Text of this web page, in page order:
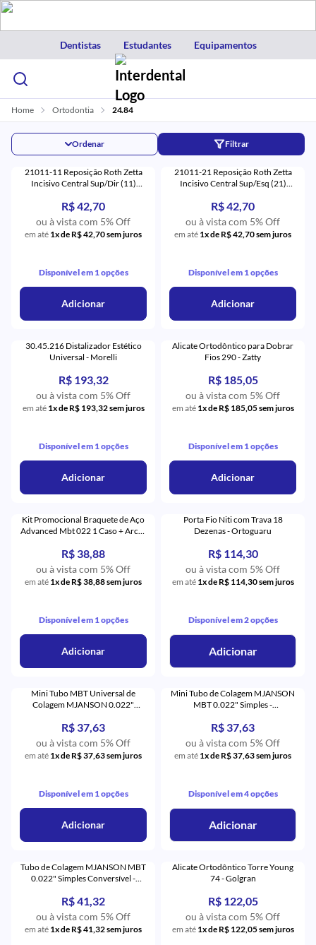
Dentistas Estudantes Equipamentos
Home Ortodontia 24.84
Filtrar
Ordenar
21011-11 Reposição Roth Zetta
Incisivo Central Sup/Dir (11)
R$ 42,70
ou à vista com 5% Off
em até 1x de R$ 42,70 sem juros
Disponível em 1 opções
Adicionar
21011-21 Reposição Roth Zetta
Incisivo Central Sup/Esq (21)
R$ 42,70
ou à vista com 5% Off
em até 1x de R$ 42,70 sem juros
Disponível em 1 opções
Adicionar
30.45.216 Distalizador Estético
Universal - Morelli
R$ 193,32
ou à vista com 5% Off
em até 1x de R$ 193,32 sem juros
Disponível em 1 opções
Adicionar
Alicate Ortodôntico para Dobrar
Fios 290 - Zatty
R$ 185,05
ou à vista com 5% Off
em até 1x de R$ 185,05 sem juros
Disponível em 1 opções
Adicionar
Kit Promocional Braquete de Aço
Advanced Mbt 022 1 Caso + Arcos
R$ 38,88
ou à vista com 5% Off
em até 1x de R$ 38,88 sem juros
Disponível em 1 opções
Adicionar
Porta Fio Niti com Trava 18
Dezenas - Ortoguaru
R$ 114,30
ou à vista com 5% Off
em até 1x de R$ 114,30 sem juros
Disponível em 2 opções
Adicionar
Mini Tubo MBT Universal de
Colagem MJANSON 0.022"
Orthometric
R$ 37,63
ou à vista com 5% Off
em até 1x de R$ 37,63 sem juros
Disponível em 1 opções
Adicionar
Mini Tubo de Colagem MJANSON
MBT 0.022" Simples -
R$ 37,63
ou à vista com 5% Off
em até 1x de R$ 37,63 sem juros
Disponível em 4 opções
Adicionar
Tubo de Colagem MJANSON MBT
0.022" Simples Conversível -
R$ 41,32
ou à vista com 5% Off
em até 1x de R$ 41,32 sem juros
Alicate Ortodôntico Torre Young
74 - Golgran
R$ 122,05
ou à vista com 5% Off
em até 1x de R$ 122,05 sem juros